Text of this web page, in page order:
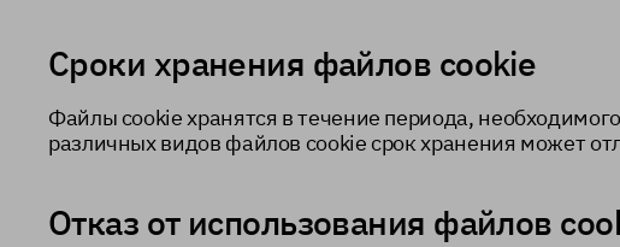
Сроки хранения файлов cookie
Файлы cookie хранятся в течение периода,
различных видов файлов cookie срок хранения может
Отказ от использования файлов